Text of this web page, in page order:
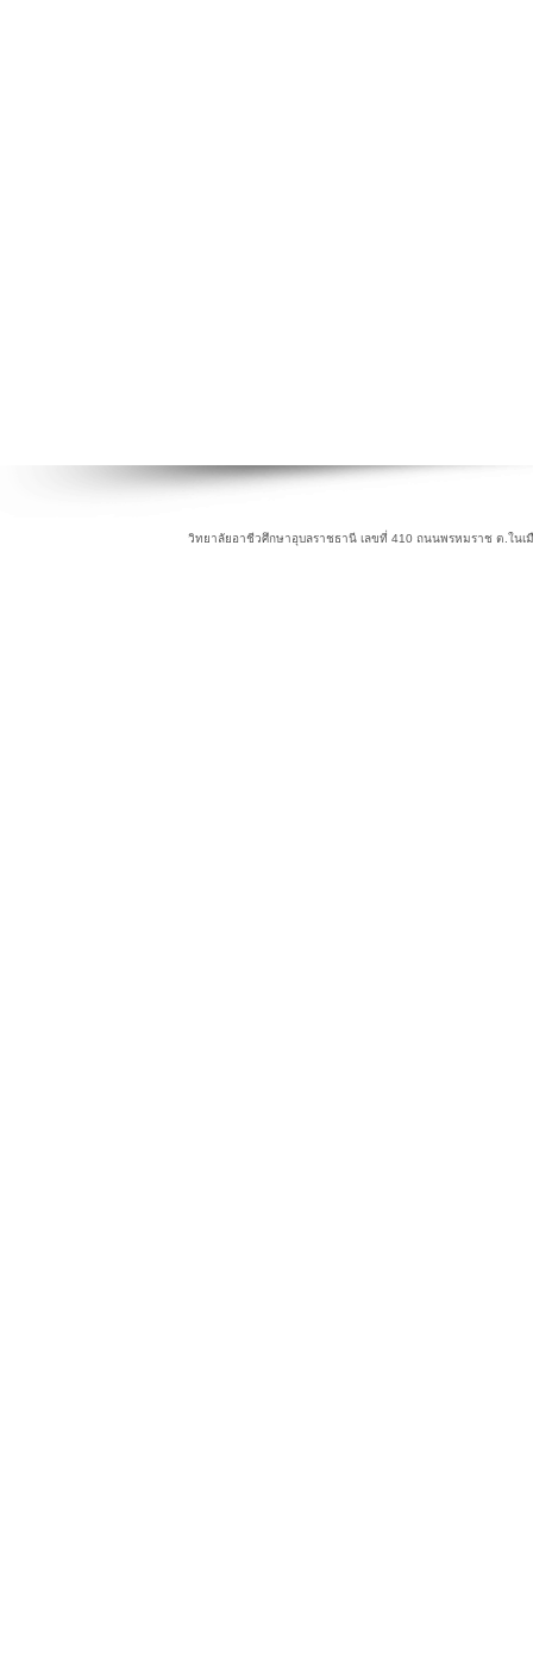
วิทยาลัยอาชีวศึกษาอุบลราชธานี เลขที่ 410 ถนนพรหมราช ต.ในเ